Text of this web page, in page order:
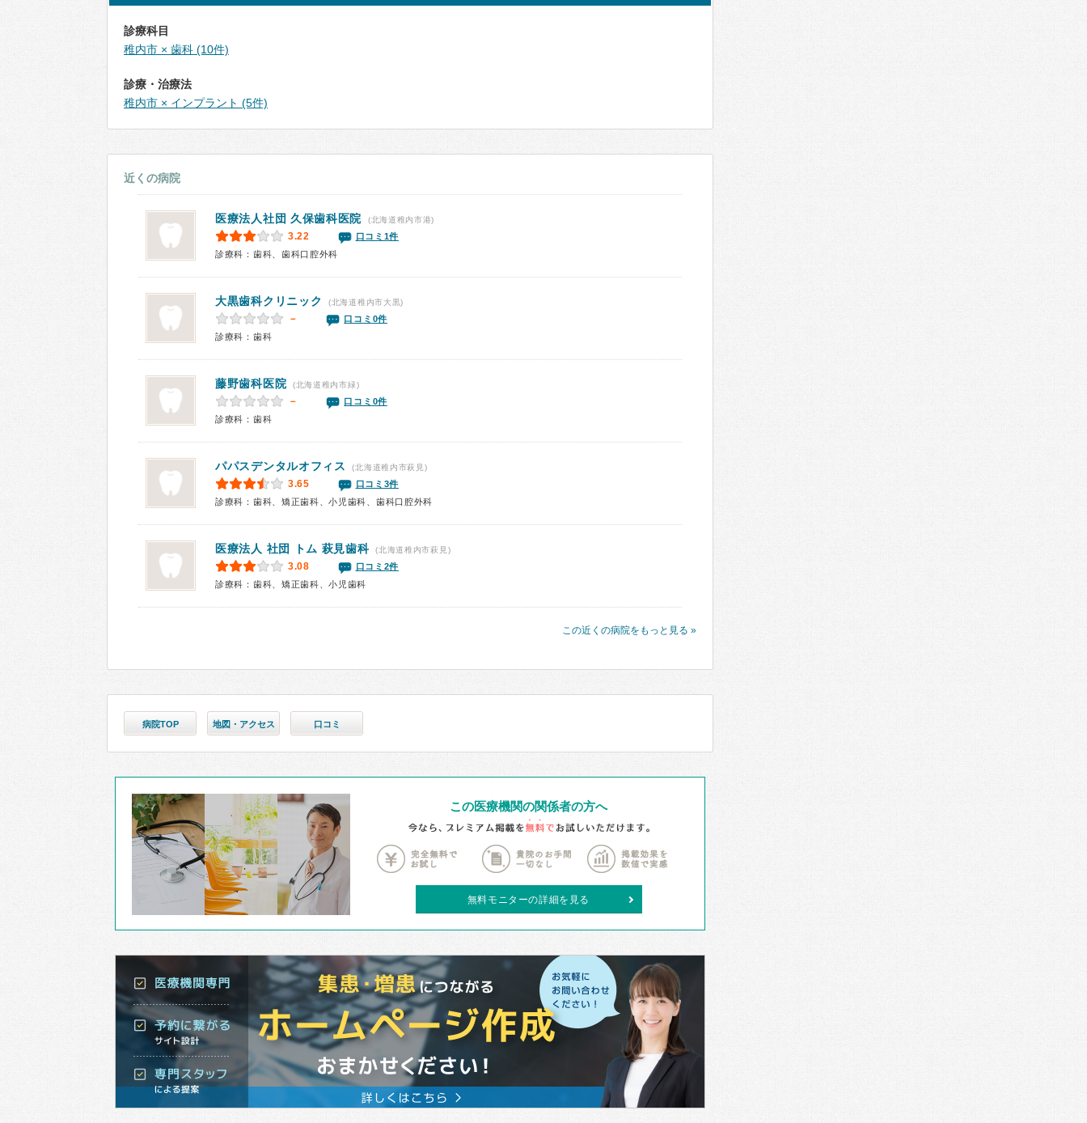
診療科目
稚内市 × 歯科 (10件)
診療・治療法
稚内市 × インプラント (5件)
近くの病院
医療法人社団 久保歯科医院 (北海道稚内市港)
3.22
口コミ1件
診療科：歯科、歯科口腔外科
大黒歯科クリニック (北海道稚内市大黒)
－
口コミ0件
診療科：歯科
藤野歯科医院 (北海道稚内市緑)
－
口コミ0件
診療科：歯科
パパスデンタルオフィス (北海道稚内市萩見)
3.65
口コミ3件
診療科：歯科、矯正歯科、小児歯科、歯科口腔外科
医療法人 社団 トム 萩見歯科 (北海道稚内市萩見)
3.08
口コミ2件
診療科：歯科、矯正歯科、小児歯科
この近くの病院をもっと見る »
病院TOP 地図・アクセス 口コミ
この医療機関の関係者の方へ
無料モニターの詳細を見る